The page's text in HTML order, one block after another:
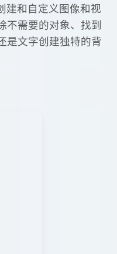
建和自定义图像和视
不需要的对象、找到
是文字创建独特的背